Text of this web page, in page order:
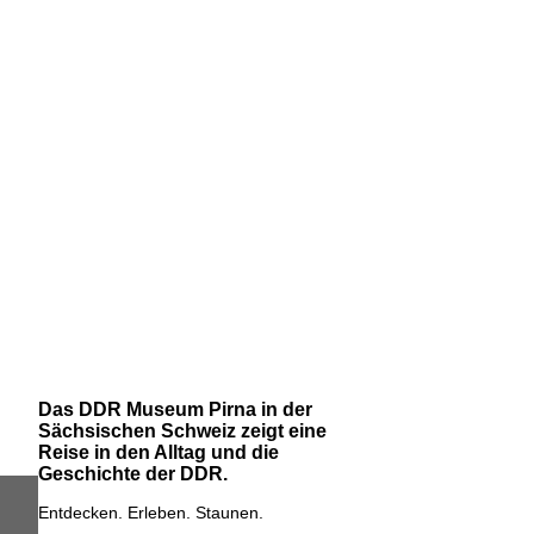
Das DDR Museum Pirna in der
Sächsischen Schweiz zeigt eine
Reise in den Alltag und die
Geschichte der DDR.
Entdecken. Erleben. Staunen.